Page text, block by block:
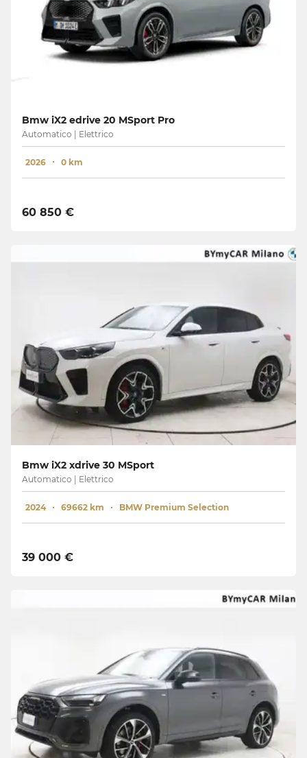
Bmw iX2 edrive 20 MSport Pro
Automatico | Elettrico
2026 0 km
60 850 €
Bmw iX2 xdrive 30 MSport
Automatico | Elettrico
2024 69662 km BMW Premium Selection
39 000 €